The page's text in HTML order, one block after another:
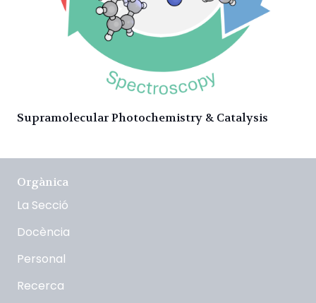
Supramolecular Photochemistry & Catalysis
Orgànica
La Secció
Docència
Personal
Recerca